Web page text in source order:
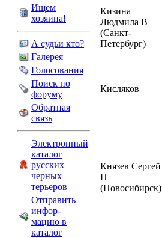
Ищем
хозяина!
А судьи кто?
Галерея
Голосования
Поиск по
форуму
Обратная
связь
Электронный
каталог
русских
черных
терьеров
Отправить
инфор-
мацию в
каталог
Кизина
Людмила В
(Санкт-
Петербург)
Кисляков
Князев Сергей
П
(Новосибирск)